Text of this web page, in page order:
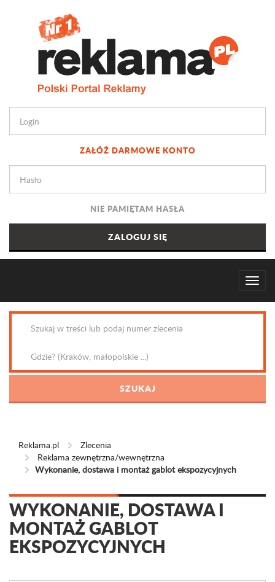
ZAŁÓŻ DARMOWE KONTO
NIE PAMIĘTAM HASŁA
Reklama.pl
Zlecenia
Reklama zewnętrzna/wewnętrzna
Wykonanie, dostawa i montaż gablot ekspozycyjnych
WYKONANIE, DOSTAWA I
MONTAŻ GABLOT
EKSPOZYCYJNYCH